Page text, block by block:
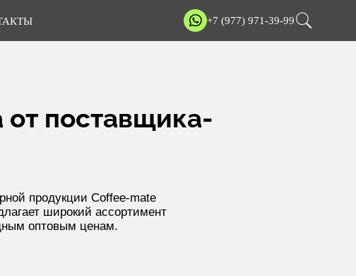
+7 (977) 971-39-99
от поставщика-
продукции Coffee-mate
широкий ассортимент
оптовым ценам.